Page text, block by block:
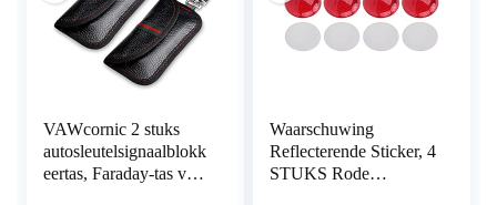
VAWcornic 2 stuks
autosleutelsignaalblokk
eertas, Faraday-tas voor
Waarschuwing
Reflecterende Sticker, 4
STUKS Rode